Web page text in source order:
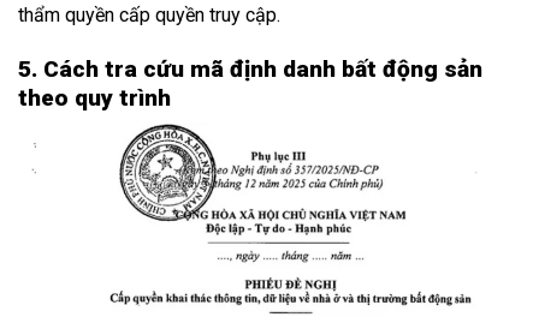
thẩm quyền cấp quyền truy cập.
5. Cách tra cứu mã định danh bất động sản
theo quy trình